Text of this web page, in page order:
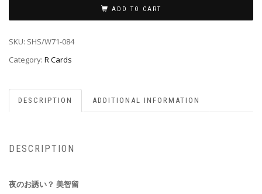
ADD TO CART
SKU: SHS/W71-084
Category: R Cards
DESCRIPTION ADDITIONAL INFORMATION
DESCRIPTION
夜のお誘い？ 美智留